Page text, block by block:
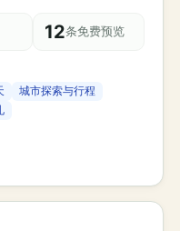
12条免费预览
城市探索与行程